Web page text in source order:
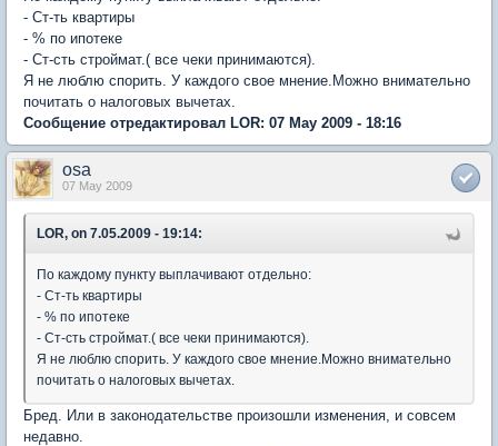
- Ст-ть квартиры
- % по ипотеке
- Ст-сть строймат.( все чеки принимаются).
Я не люблю спорить. У каждого свое мнение.Можно внимательно
почитать о налоговых вычетах.
Сообщение отредактировал LOR: 07 May 2009 - 18:16
osa
07 May 2009
LOR, on 7.05.2009 - 19:14:
По каждому пункту выплачивают отдельно:
- Ст-ть квартиры
- % по ипотеке
- Ст-сть строймат.( все чеки принимаются).
Я не люблю спорить. У каждого свое мнение.Можно внимательно
почитать о налоговых вычетах.
Бред. Или в законодательстве произошли изменения, и совсем
недавно.